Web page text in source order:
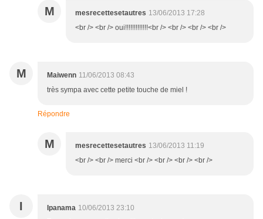
M mesrecettesetautres 13/06/2013 17:28
<br /> <br /> oui!!!!!!!!!!!!!<br /> <br /> <br /> <br />
M Maiwenn 11/06/2013 08:43
très sympa avec cette petite touche de miel !
Répondre
M mesrecettesetautres 13/06/2013 11:19
<br /> <br /> merci <br /> <br /> <br /> <br />
I Ipanama 10/06/2013 23:10